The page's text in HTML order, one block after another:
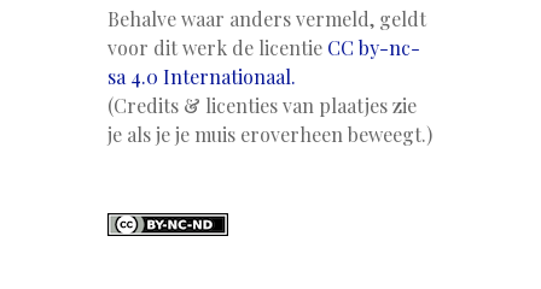
Behalve waar anders vermeld, geldt
voor dit werk de licentie CC by-nc-
sa 4.0 Internationaal.
(Credits & licenties van plaatjes zie
je als je je muis eroverheen beweegt.)